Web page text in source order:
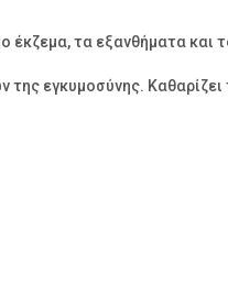
έκζεμα, τα εξανθήματα και
εγκυμοσύνης.